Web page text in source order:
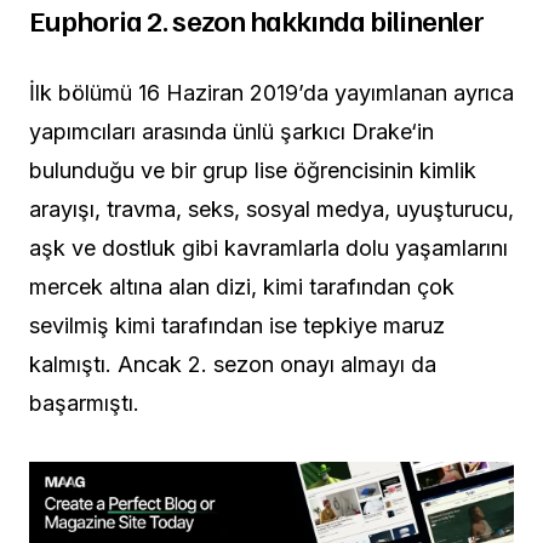
Euphoria 2. sezon hakkında bilinenler
İlk bölümü 16 Haziran 2019’da yayımlanan ayrıca
yapımcıları arasında ünlü şarkıcı Drake‘in
bulunduğu ve bir grup lise öğrencisinin kimlik
arayışı, travma, seks, sosyal medya, uyuşturucu,
aşk ve dostluk gibi kavramlarla dolu yaşamlarını
mercek altına alan dizi, kimi tarafından çok
sevilmiş kimi tarafından ise tepkiye maruz
kalmıştı. Ancak 2. sezon onayı almayı da
başarmıştı.